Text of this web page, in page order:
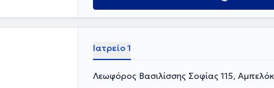
της
Essen
της.
Ιατρείο 1
Λεωφόρος Βασιλίσσης Σοφίας 115,